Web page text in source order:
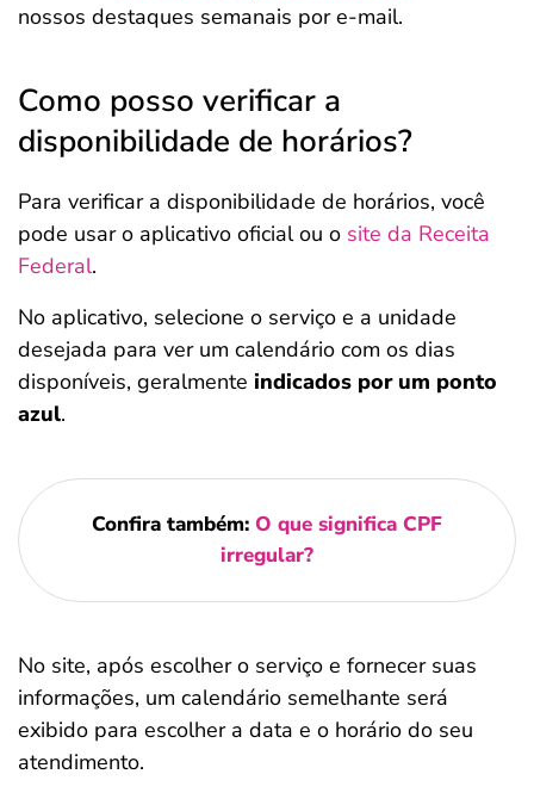
nossos destaques semanais por e-mail.
Como posso verificar a
disponibilidade de horários?
Para verificar a disponibilidade de horários, você
pode usar o aplicativo oficial ou o site da Receita
Federal.
No aplicativo, selecione o serviço e a unidade
desejada para ver um calendário com os dias
disponíveis, geralmente indicados por um ponto
azul.
Confira também: O que significa CPF
irregular?
No site, após escolher o serviço e fornecer suas
informações, um calendário semelhante será
exibido para escolher a data e o horário do seu
atendimento.